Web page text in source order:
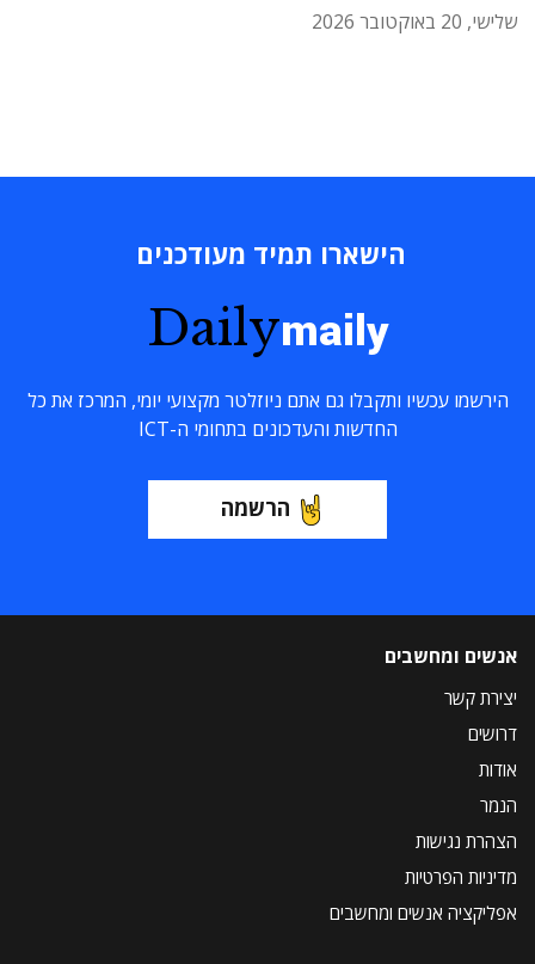
שלישי, 20 באוקטובר 2026
הישארו תמיד מעודכנים
Dailymaily
הירשמו עכשיו ותקבלו גם אתם ניוזלטר מקצועי יומי, המרכז את כל
החדשות והעדכונים בתחומי ה-ICT
הרשמה
אנשים ומחשבים
יצירת קשר
דרושים
אודות
הנמר
הצהרת נגישות
מדיניות הפרטיות
אפליקציה אנשים ומחשבים